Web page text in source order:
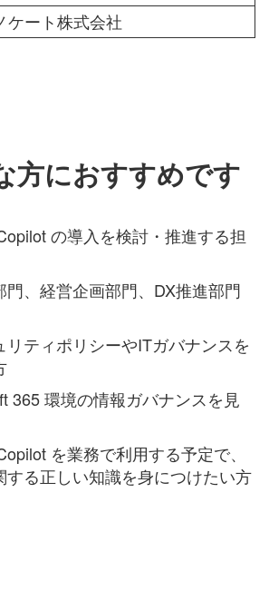
ケート株式会社
方におすすめです
の導入を検討・推進する担
門、経営企画部門、DX推進部門
リティポリシーやITガバナンスを
365 環境の情報ガバナンスを見
を業務で利用する予定で、
する正しい知識を身につけたい方